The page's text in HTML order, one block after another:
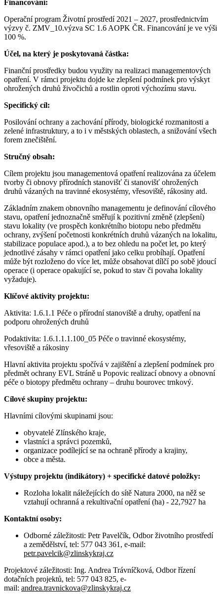
Financování:
Operační program Životní prostředí 2021 – 2027, prostřednictvím
výzvy č. ZMV_10.výzva SC 1.6 AOPK ČR. Financování je ve výši
100 %.
Účel, na který je poskytovaná částka:
Finanční prostředky budou využity na realizaci managementových
opatření. V rámci projektu dojde ke zlepšení podmínek pro výskyt
ohrožených druhů živočichů a rostlin oproti výchozímu stavu.
Specifický cíl:
Posilování ochrany a zachování přírody, biologické rozmanitosti a
zelené infrastruktury, a to i v městských oblastech, a snižování všech
forem znečištění.
Stručný obsah:
Cílem projektu jsou managementová opatření realizována za účelem
tvorby či obnovy přírodních stanovišť či stanovišť ohrožených
druhů vázaných na travinné ekosystémy, vřesoviště, rákosiny atd.
Základním znakem obnovního managementu je definování cílového
stavu, opatření jednoznačně směřují k pozitivní změně (zlepšení)
stavu lokality (ve prospěch konkrétního biotopu nebo předmětu
ochrany, zvýšení početnosti konkrétních druhů vázaných na lokalitu,
stabilizace populace apod.), a to bez ohledu na počet let, po který
jednotlivé zásahy v rámci opatření jako celku probíhají. Opatření
může být rozloženo do více let, může obsahovat dílčí po sobě jdoucí
operace (i operace opakující se, pokud to stav či povaha lokality
vyžaduje).
Klíčové aktivity projektu:
Aktivita: 1.6.1.1 Péče o přírodní stanoviště a druhy, opatření na
podporu ohrožených druhů
Podaktivita: 1.6.1.1.1.100_05 Péče o travinné ekosystémy,
vřesoviště a rákosiny
Hlavní aktivita projektu spočívá v zajištění a zlepšení podmínek pro
předmět ochrany EVL Stráně u Popovic realizací obnovy a obnovní
péče o biotopy předmětu ochrany – druhu bourovec trnkový.
Cílové skupiny projektu:
Hlavními cílovými skupinami jsou:
obyvatelé Zlínského kraje,
vlastníci a správci pozemků,
organizace podílející se na ochraně přírody a krajiny,
obce a města.
Výstupy projektu (indikátory) + specifické datové položky:
Rozloha lokalit náležejících do sítě Natura 2000, na něž se
vztahují ochranná a rekultivační opatření (ha) - 22,7927 ha
Kontaktní osoby:
Odborné záležitosti: Petr Pavelčík, Odbor životního prostředí
a zemědělství, tel: 577 043 361, e-mail:
petr.pavelcik@zlinskykraj.cz
Projektové záležitosti: Ing. Andrea Trávníčková, Odbor řízení
dotačních projektů, tel: 577 043 825, e-
mail: andrea.travnickova@zlinskykraj.cz